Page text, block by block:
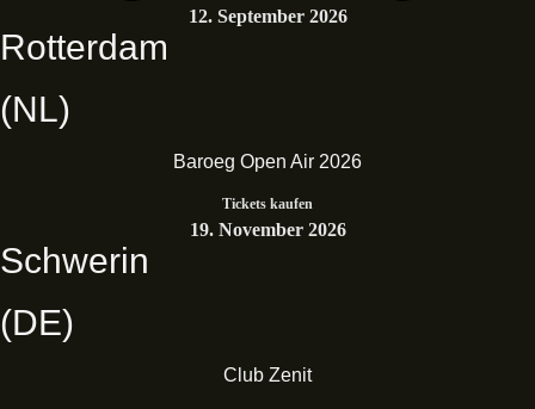
12. September 2026
Rotterdam
(NL)
Baroeg Open Air 2026
Tickets kaufen
19. November 2026
Schwerin
(DE)
Club Zenit